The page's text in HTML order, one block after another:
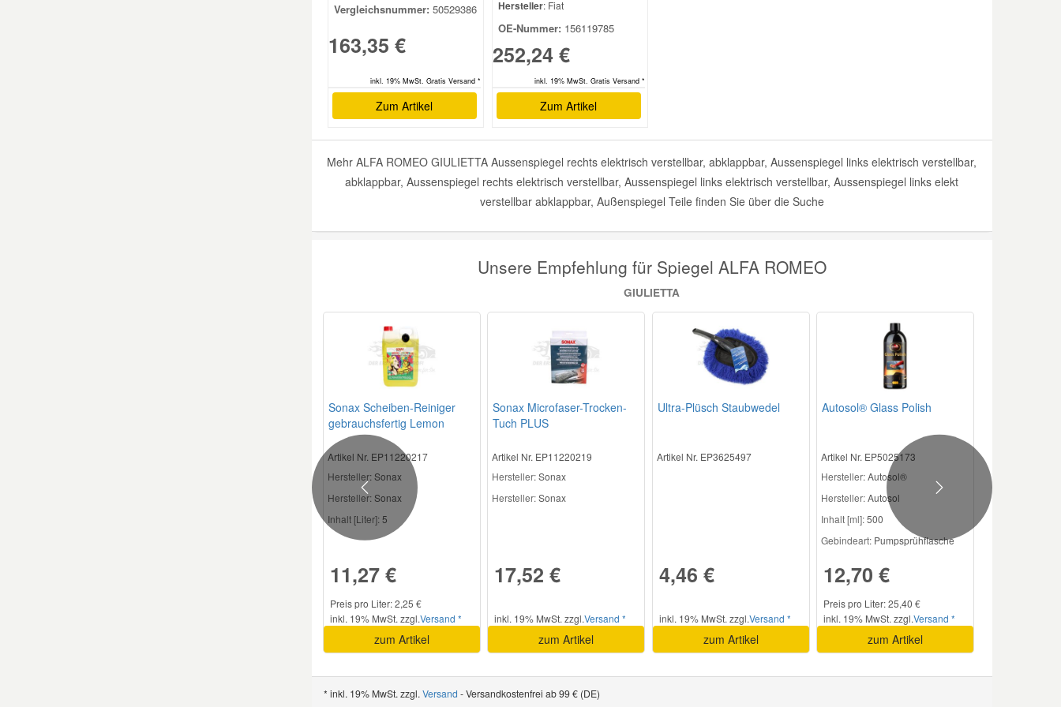
Vergleichsnummer: 50529386
163,35 €
inkl. 19% MwSt. Gratis Versand *
Zum Artikel
Hersteller: Fiat
OE-Nummer: 156119785
252,24 €
inkl. 19% MwSt. Gratis Versand *
Zum Artikel
Mehr ALFA ROMEO GIULIETTA Aussenspiegel rechts elektrisch verstellbar, abklappbar, Aussenspiegel links elektrisch verstellbar,
abklappbar, Aussenspiegel rechts elektrisch verstellbar, Aussenspiegel links elektrisch verstellbar, Aussenspiegel links elekt
verstellbar abklappbar, Außenspiegel Teile finden Sie über die Suche
Unsere Empfehlung für Spiegel ALFA ROMEO
GIULIETTA
Sonax Scheiben-Reiniger
gebrauchsfertig Lemon
Rocks 5 l
Artikel Nr. EP11220217
Hersteller: Sonax
Hersteller: Sonax
Inhalt [Liter]: 5
11,27 €
Preis pro Liter: 2,25 €
inkl. 19% MwSt. zzgl.Versand *
zum Artikel
Sonax Microfaser-Trocken-
Tuch PLUS
Artikel Nr. EP11220219
Hersteller: Sonax
Hersteller:Sonax
17,52 €
inkl. 19% MwSt. zzgl.Versand *
zum Artikel
Ultra-Plüsch Staubwedel
Artikel Nr. EP3625497
4,46 €
inkl. 19% MwSt. zzgl.Versand *
zum Artikel
Autosol® Glass Polish
Artikel Nr. EP5025173
Hersteller: Autosol®
Hersteller:Autosol
Inhalt [ml]:500
Gebindeart: Pumpsprühflasche
12,70 €
Preis pro Liter: 25,40 €
inkl. 19% MwSt. zzgl.Versand *
zum Artikel
Previous Next
* inkl. 19% MwSt. zzgl. Versand - Versandkostenfrei ab 99 € (DE)